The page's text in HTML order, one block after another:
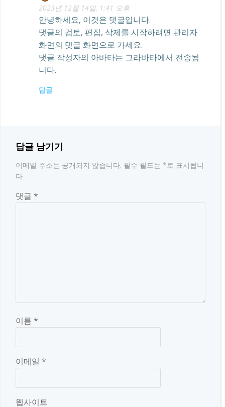
2023년 12월 14일, 1:41 오후
안녕하세요, 이것은 댓글입니다.
댓글의 검토, 편집, 삭제를 시작하려면 관리자
화면의 댓글 화면으로 가세요.
댓글 작성자의 아바타는 그라바타에서 전송됩
니다.
답글
답글 남기기
이메일 주소는 공개되지 않습니다. 필수 필드는 *로 표시됩니
다
댓글 *
이름 *
이메일 *
웹사이트